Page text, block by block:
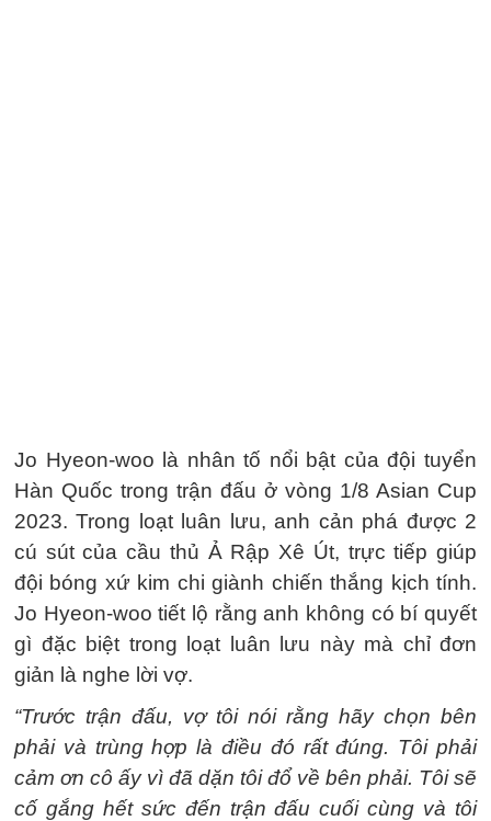
Jo Hyeon-woo là nhân tố nổi bật của đội tuyển
Hàn Quốc trong trận đấu ở vòng 1/8 Asian Cup
2023. Trong loạt luân lưu, anh cản phá được 2
cú sút của cầu thủ Ả Rập Xê Út, trực tiếp giúp
đội bóng xứ kim chi giành chiến thắng kịch tính.
Jo Hyeon-woo tiết lộ rằng anh không có bí quyết
gì đặc biệt trong loạt luân lưu này mà chỉ đơn
giản là nghe lời vợ.
“Trước trận đấu, vợ tôi nói rằng hãy chọn bên
phải và trùng hợp là điều đó rất đúng. Tôi phải
cảm ơn cô ấy vì đã dặn tôi đổ về bên phải. Tôi sẽ
cố gắng hết sức đến trận đấu cuối cùng và tôi